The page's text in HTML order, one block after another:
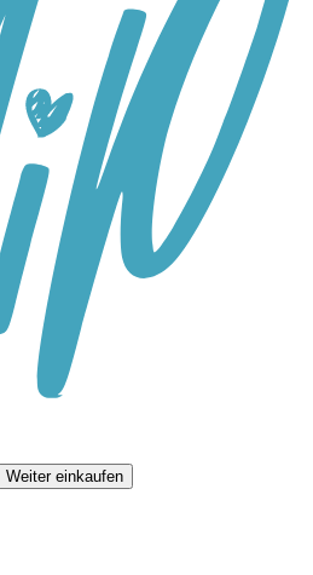
Weiter einkaufen